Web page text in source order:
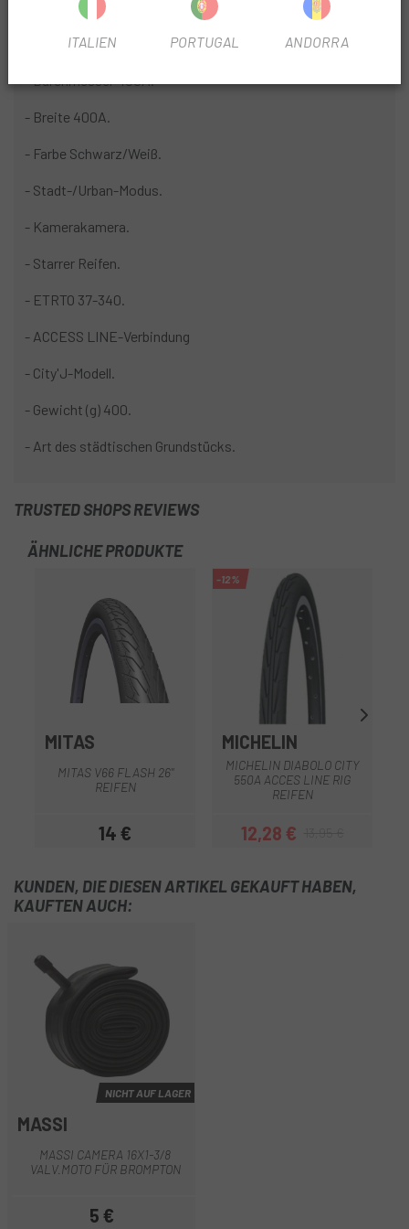
- Größe 400A.
- Durchmesser 400A.
- Breite 400A.
- Farbe Schwarz/Weiß.
- Stadt-/Urban-Modus.
- Kamerakamera.
- Starrer Reifen.
- ETRTO 37-340.
- ACCESS LINE-Verbindung
- City'J-Modell.
- Gewicht (g) 400.
- Art des städtischen Grundstücks.
TRUSTED SHOPS REVIEWS
ÄHNLICHE PRODUKTE
MITAS
MITAS V66 FLASH 26"
REIFEN
Preis
14 €
-12%
MICHELIN
MICHELIN DIABOLO CITY
550A ACCES LINE RIG
REIFEN
Preis
12,28 €Regulärer Preis
KUNDEN, DIE DIESEN ARTIKEL GEKAUFT HABEN,
KAUFTEN AUCH:
NICHT AUF LAGER
MASSI
MASSI CAMERA 16X1-3/8
VALV.MOTO FÜR BROMPTON
Preis
5 €
ITALIEN PORTUGAL ANDORRA